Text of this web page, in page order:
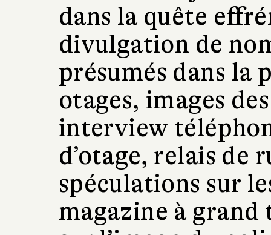
dans la quête
divulgation de
présumés dans la
otages, images
interview
d’otage, relais de
spéculations sur
magazine à grand